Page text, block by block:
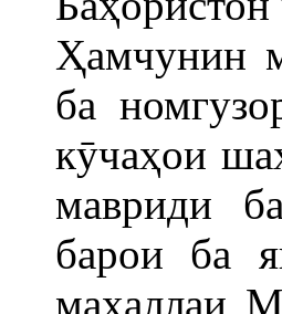
Ҳамчунин
ба
кӯчаҳои
мавриди
барои ба
маҳаллаи